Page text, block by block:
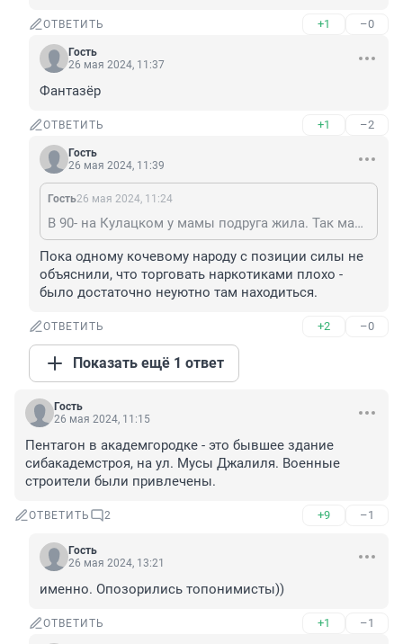
ОТВЕТИТЬ +1 –0
Гость
26 мая 2024, 11:37
Фантазёр
ОТВЕТИТЬ +1 –2
Гость
26 мая 2024, 11:39
Гость26 мая 2024, 11:24
В 90- на Кулацком у мамы подруга жила. Так мама боялась к ней в гости ездить.
Пока одному кочевому народу с позиции силы не
объяснили, что торговать наркотиками плохо -
было достаточно неуютно там находиться.
ОТВЕТИТЬ +2 –0
Показать ещё 1 ответ
Гость
26 мая 2024, 11:15
Пентагон в академгородке - это бывшее здание
сибакадемстроя, на ул. Мусы Джалиля. Военные
строители были привлечены.
ОТВЕТИТЬ 2 +9 –1
Гость
26 мая 2024, 13:21
именно. Опозорились топонимисты))
ОТВЕТИТЬ +1 –1